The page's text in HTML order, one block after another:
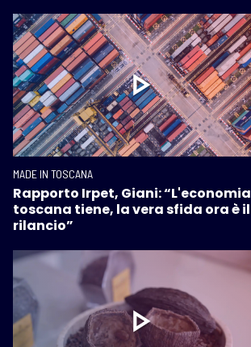
MADE IN TOSCANA
Rapporto Irpet, Giani: “L'economia
toscana tiene, la vera sfida ora è il
rilancio”